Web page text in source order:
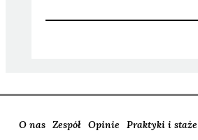
O nas Zespół Opinie Praktyki i staże